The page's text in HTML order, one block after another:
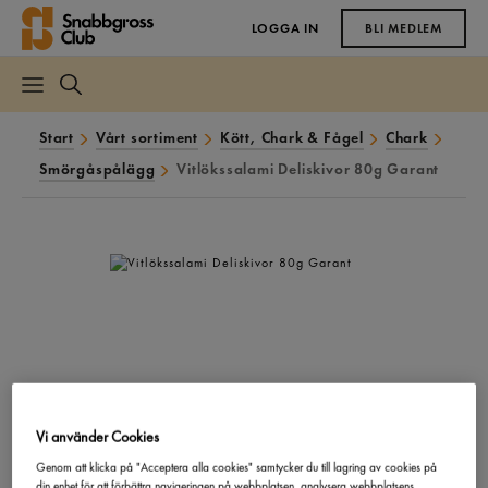
LOGGA IN BLI MEDLEM
Start Vårt sortiment Kött, Chark & Fågel
Chark
Smörgåspålägg
Vitlökssalami Deliskivor 80g Garant
Vi använder Cookies
Genom att klicka på "Acceptera alla cookies" samtycker du till lagring av cookies på